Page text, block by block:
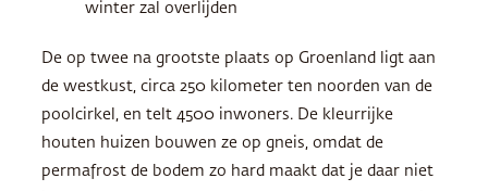
winter zal overlijden
De op twee na grootste plaats op Groenland ligt aan
de westkust, circa 250 kilometer ten noorden van de
poolcirkel, en telt 4500 inwoners. De kleurrijke
houten huizen bouwen ze op gneis, omdat de
permafrost de bodem zo hard maakt dat je daar niet